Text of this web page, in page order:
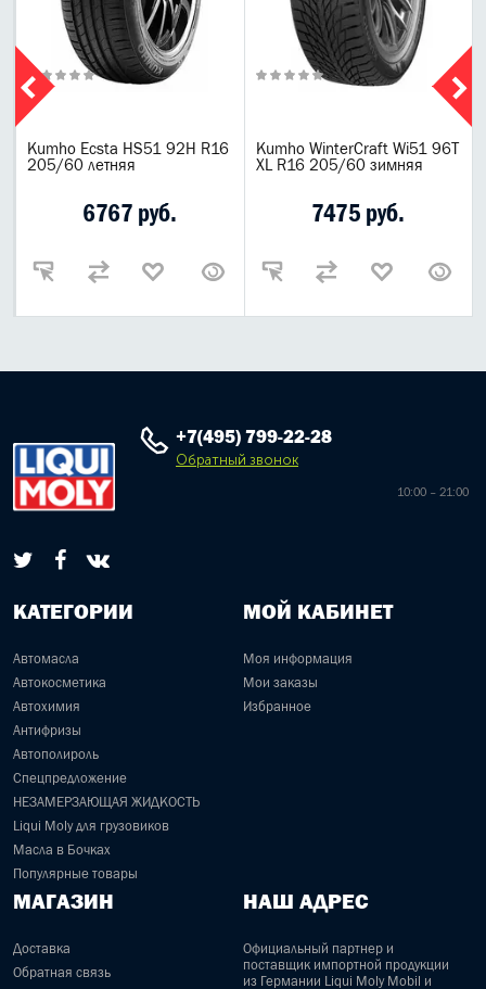
Kumho Ecsta HS51 92H R16
205/60 летняя
6767 руб.
Kumho WinterCraft Wi51 96T
XL R16 205/60 зимняя
7475 руб.
+7(495) 799-22-28
Обратный звонок
10:00 – 21:00
КАТЕГОРИИ
Автомасла
Автокосметика
Автохимия
Антифризы
Автополироль
Спецпредложение
НЕЗАМЕРЗАЮЩАЯ ЖИДКОСТЬ
Liqui Moly для грузовиков
Масла в Бочках
Популярные товары
МОЙ КАБИНЕТ
Моя информация
Мои заказы
Избранное
МАГАЗИН
Доставка
Обратная связь
НАШ АДРЕС
Официальный партнер и
поставщик импортной продукции
из Германии Liqui Moly Mobil и